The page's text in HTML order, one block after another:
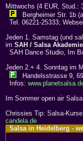
Mittwochs (4 EUR, Stud.:
Bergheimer Str. 1b
Tel. 06221-25333;
Jeden 1. Samstag (und
im SAH / Salsa
SAH Dance Studio, Im
Jeden 2.+ 4. Sonntag im
Handelsstrasse 9,
Infos:
Im Sommer open air
Chrissies Tip: Salsa-
candela.de
Salsa in Heidelberg -